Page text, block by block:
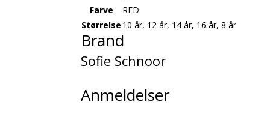
Farve
RED
Størrelse 10 år, 12 år, 14 år, 16 år, 8 år
Brand
Sofie Schnoor
Anmeldelser